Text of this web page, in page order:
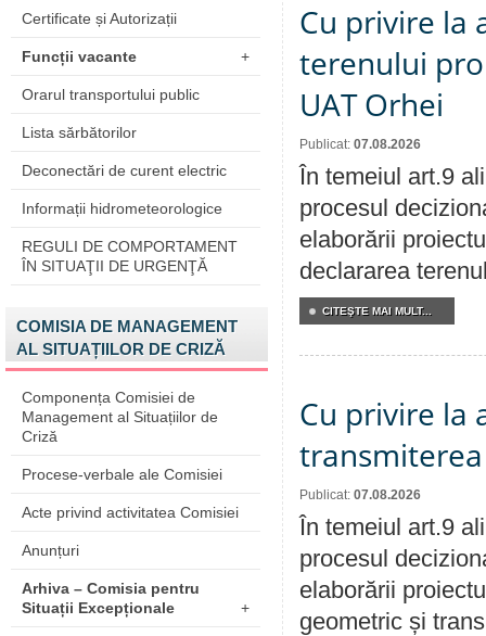
Certificate și Autorizații
Funcții vacante +
Orarul transportului public
Lista sărbătorilor
Deconectări de curent electric
Informații hidrometeorologice
REGULI DE COMPORTAMENT
ÎN SITUAŢII DE URGENŢĂ
COMISIA DE MANAGEMENT
AL SITUAȚIILOR DE CRIZĂ
Componența Comisiei de
Management al Situațiilor de
Criză
Procese-verbale ale Comisiei
Acte privind activitatea Comisiei
Anunțuri
Arhiva – Comisia pentru
Situații Excepționale
+
Cu privire la
terenului
UAT Orhei
Publicat: 07.08.2026
În temeiul art.9
procesul
elaborării
declararea
CITEŞTE MAI MULT...
Cu privire la
Publicat: 07.08.2026
În temeiul art.9
procesul
elaborării
geometric și